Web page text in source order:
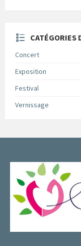
CATÉGORIES
Concert
Exposition
Festival
Vernissage